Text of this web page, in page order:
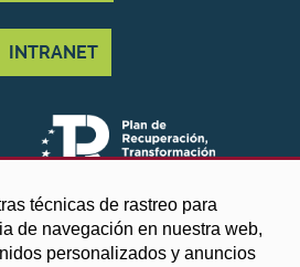
técnicas de rastreo para
de navegación en nuestra web,
personalizados y anuncios
INTRANET